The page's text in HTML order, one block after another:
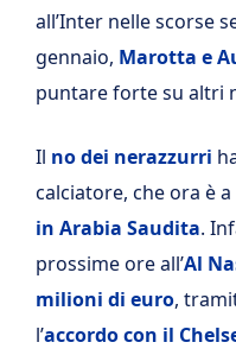
all’Inter nelle scorse
gennaio, Marotta e
puntare forte su altri
Il no dei nerazzurri
calciatore, che ora è
in Arabia Saudita.
prossime ore all’Al
milioni di euro,
l’accordo con il